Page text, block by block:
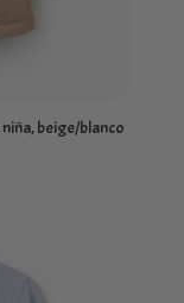
beige/blanco